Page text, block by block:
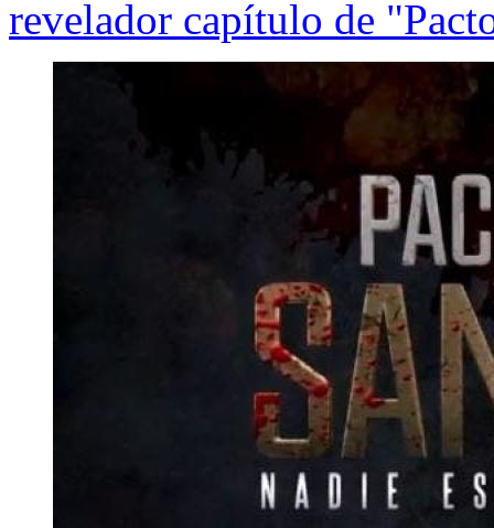
revelador capítulo de